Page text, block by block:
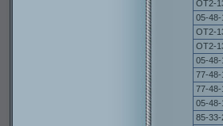
ОТ2-
05-48-
ОТ2-
ОТ2-
05-48-
77-48-
77-48-
05-48-
85-33-